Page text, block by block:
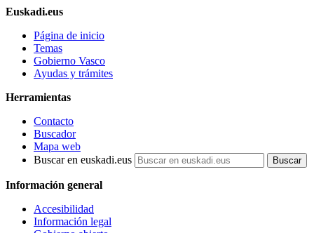
Euskadi.eus
Página de inicio
Temas
Gobierno Vasco
Ayudas y trámites
Herramientas
Contacto
Buscador
Mapa web
Buscar en euskadi.eus
Información general
Accesibilidad
Información legal